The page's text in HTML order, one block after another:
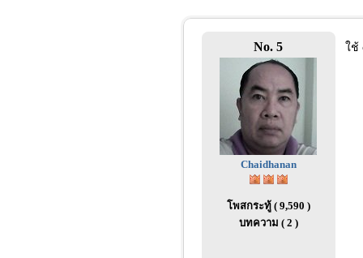
No. 5
Chaidhanan
โพสกระทู้ ( 9,590 )
บทความ ( 2 )
ใช้